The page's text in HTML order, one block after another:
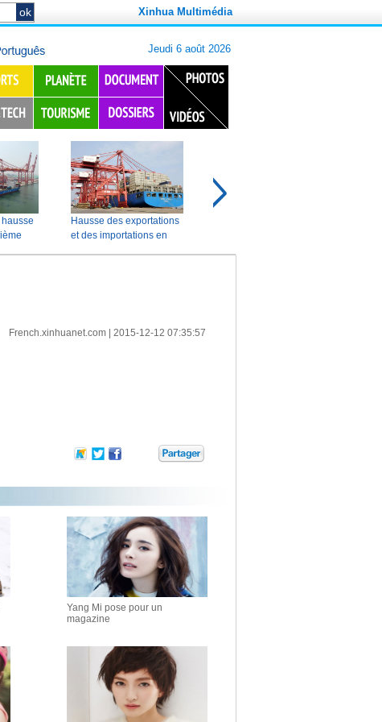
Xinhua Multimédia
French.xinhuanet.com| 2015-12-12 07:35:57
Yang Mi pose pour un
magazine